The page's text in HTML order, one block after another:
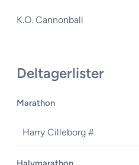
K.O. Cannonball
Deltagerlister
Marathon
Harry Cilleborg #